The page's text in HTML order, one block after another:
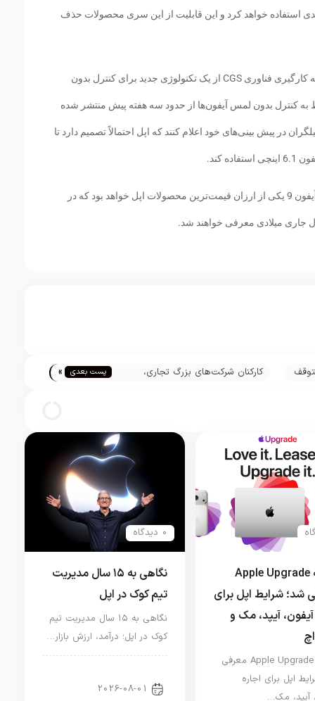
استفاده خواهد کرد و این قابلیت از این سری محصولات حذف
علاوه بر شایعات فوق، اپل ممکن است در کنار به کارگیری فناوری CGS از یک تکنولوژی جدید برای کنترل بدون
به کنترل بدون لمس آیفون‌ها از حدود سه هفته پیش منتشر شده
در پیش بینی‌های خود اعلام کنند که اپل احتمالاً تصمیم دارد تا
کند.
بر اساس پیش بینی‌ها، آیفون 6.1 اینچی یا همان آیفون 9 یکی از ارزان قیمت‌ترین محصولات اپل خواهد بود که در
جاری میلادی معرفی خواهند شد.
کارکنان شرکت‌های بزرگ تجاری،
پست بعدی »
برنامه Apple Upgrade
شد؛ شرایط اپل برای
آیفون، آیپد، مک و
برنامه Apple Upgrade معرفی
اپل برای اجاره
آیپد، مک…
0 دیدگاه
نگاهی به ۱۵ سال مدیریت
تیم کوک در اپل
نگاهی به ۱۵ سال مدیریت تیم
کوک در اپل؛ درآمد، ارزش بازار…
2026-08-01